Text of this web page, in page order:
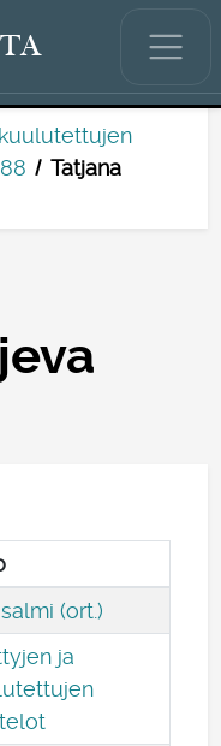
Tatjana
(ort.)
ja